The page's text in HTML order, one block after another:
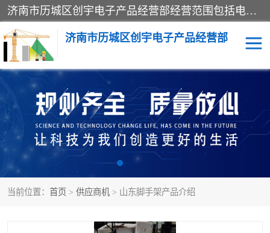
济南市历城区创宇电子产品经营部经营范围包括电子产品、起重机械配件、电气设备、仪器仪表、配电箱、监控设备的批发、零售；配电箱、仪器仪表（不含计量器）、工业自动化设备（不含特种设备、电力设备）的安装、维修。（依法须经批准的项目，经相关部门批准后方可开展经营活动）。
济南市历城区创宇电子产品经营部
当前位置： 首页 > 供应商机 > 山东脚手架产品介绍
标养式监测 吊钩可视化
钢丝绳监控 高支模
升降机 施工临电箱监测系统